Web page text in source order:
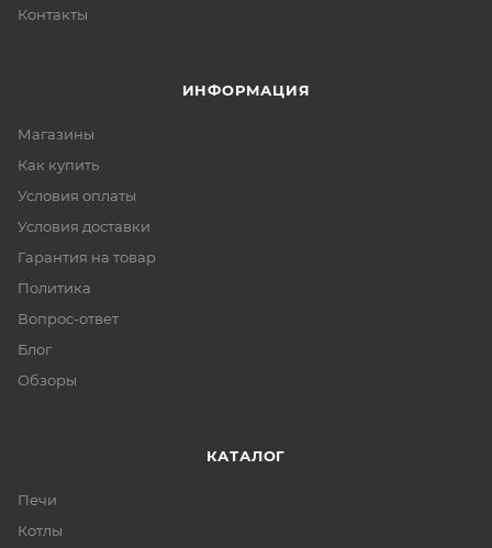
Контакты
ИНФОРМАЦИЯ
Магазины
Как купить
Условия оплаты
Условия доставки
Гарантия на товар
Политика
Вопрос-ответ
Блог
Обзоры
КАТАЛОГ
Печи
Котлы